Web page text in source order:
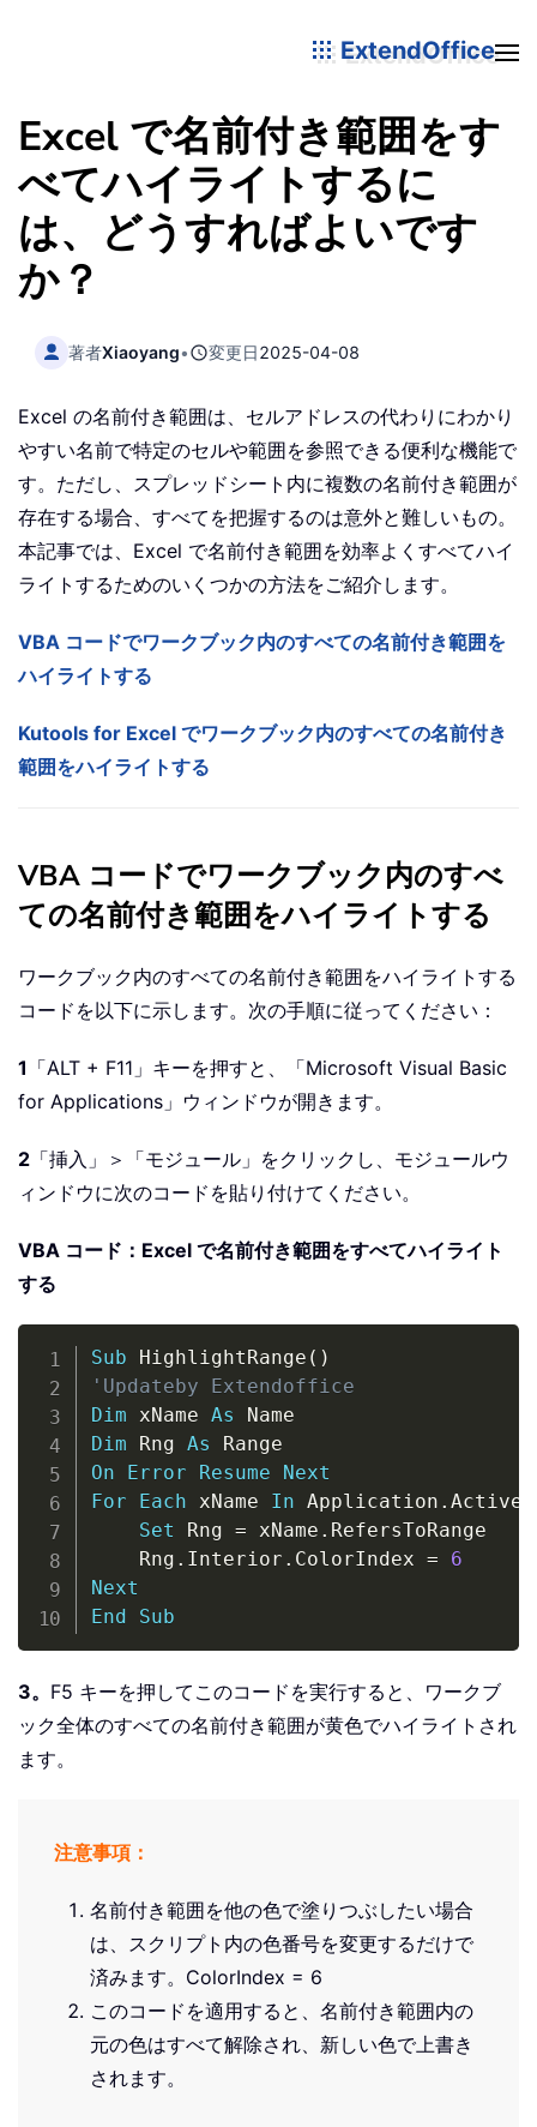
ExtendOffice
Excel で名前付き範囲をす
べてハイライトするに
は、どうすればよいです
か？
著者Xiaoyang• 変更日2025-04-08
Excel の名前付き範囲は、セルアドレスの代わりにわかり
やすい名前で特定のセルや範囲を参照できる便利な機能で
す。ただし、スプレッドシート内に複数の名前付き範囲が
存在する場合、すべてを把握するのは意外と難しいもの。
本記事では、Excel で名前付き範囲を効率よくすべてハイ
ライトするためのいくつかの方法をご紹介します。
VBA コードでワークブック内のすべての名前付き範囲を
ハイライトする
Kutools for Excel でワークブック内のすべての名前付き
範囲をハイライトする
VBA コードでワークブック内のすべ
ての名前付き範囲をハイライトする
ワークブック内のすべての名前付き範囲をハイライトする
コードを以下に示します。次の手順に従ってください：
1 「ALT + F11」キーを押すと、「Microsoft Visual Basic
for Applications」ウィンドウが開きます。
2 「挿入」＞「モジュール」をクリックし、モジュールウ
ィンドウに次のコードを貼り付けてください。
VBA コード：Excel で名前付き範囲をすべてハイライト
する
Sub HighlightRange ( )
'Updateby Extendoffice
Dim xName As
Dim Rng As
On
Error Resume
Next
For
Each xName In Application .
Set Rng = xName . RefersToRange
    Rng
. Interior . ColorIndex =
6
Next
End
Sub
3。 F5 キーを押してこのコードを実行すると、ワークブ
ック全体のすべての名前付き範囲が黄色でハイライトされ
ます。
注意事項：
名前付き範囲を他の色で塗りつぶしたい場合
は、スクリプト内の色番号を変更するだけで
済みます。 ColorIndex = 6
このコードを適用すると、名前付き範囲内の
元の色はすべて解除され、新しい色で上書き
されます。